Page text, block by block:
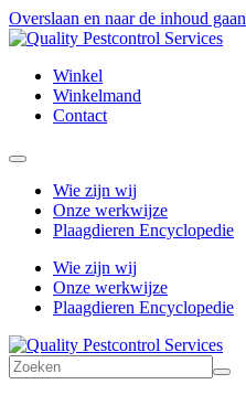
Overslaan en naar de inhoud gaan
Winkel
Winkelmand
Contact
Wie zijn wij
Onze werkwijze
Plaagdieren Encyclopedie
Wie zijn wij
Onze werkwijze
Plaagdieren Encyclopedie